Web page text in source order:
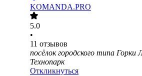
KOMANDA.PRO
5.0
•
11 отзывов
посёлок городского типа Горки
Технопарк
Откликнуться